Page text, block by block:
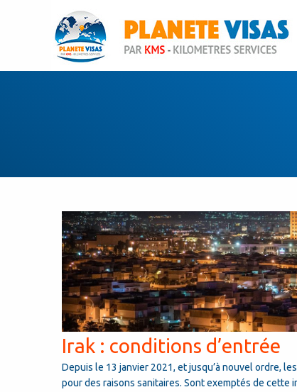
Irak : conditions d’entrée
Depuis le 13 janvier 2021, et jusqu’à nouvel ordre,
pour des raisons sanitaires. Sont exemptés de